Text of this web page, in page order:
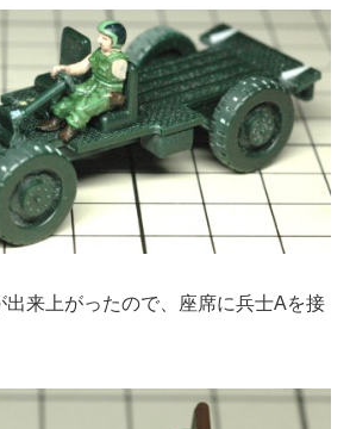
出来上がったので、座席に兵士Aを接